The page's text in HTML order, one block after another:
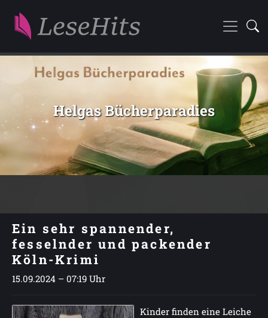
Helgas Bücherparadies
Ein sehr spannender,
fesselnder und packender
Köln-Krimi
15.09.2024 – 07:19 Uhr
Kinder finden eine Leiche